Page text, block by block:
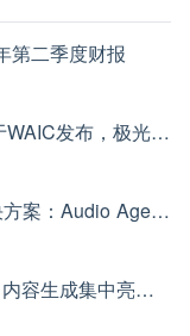
第二季度财报
国内首个AI智能体管理成熟度标准于WAIC发布，极光参编
极光旗下 GPTBots.ai 升级客服解决方案：Audio Agent 打通企业通信线路，LINE 客服插件 2.0 同步上线
AI 客户互动、企业级 AI Agent、AI 内容生成集中亮相！极光旗下EngageLab WAIC 2026 现场回顾